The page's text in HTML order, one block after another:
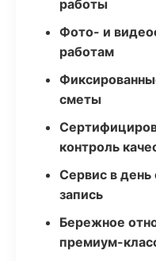
работы
Фото- и
работам
сметы
контроль
Сервис в
запись
Бережное
премиум-